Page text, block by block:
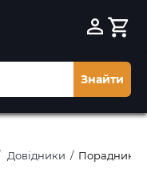
Знайти
Довідники Порадник